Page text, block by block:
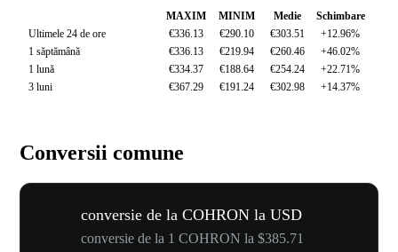
MAXIM MINIM Medie
Schimbare
Ultimele 24 de ore
€336.13 €290.10 €303.51
+12.96%
1 săptămână
€336.13 €219.94 €260.46
+46.02%
1 lună
€334.37 €188.64 €254.24
+22.71%
3 luni
€367.29 €191.24 €302.98 +14.37%
Conversii comune
conversie de la COHRON la USD
conversie de la 1 COHRON la $385.71